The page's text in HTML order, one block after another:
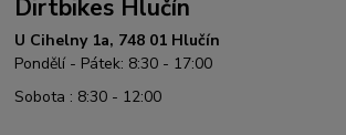
Dirtbikes Hlučín
U Cihelny 1a, 748 01 Hlučín
Pondělí - Pátek: 8:30 - 17:00
Sobota : 8:30 - 12:00